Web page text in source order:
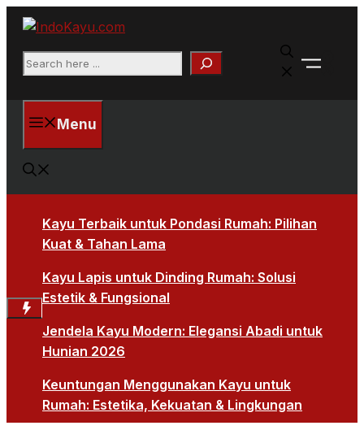
Skip
content
Search
X
Menu
Kayu Terbaik untuk Pondasi Rumah: Pilihan
Kuat & Tahan Lama
Kayu Lapis untuk Dinding Rumah: Solusi
Estetik & Fungsional
Jendela Kayu Modern: Elegansi Abadi untuk
Hunian 2026
Keuntungan Menggunakan Kayu untuk
Rumah: Estetika, Kekuatan & Lingkungan